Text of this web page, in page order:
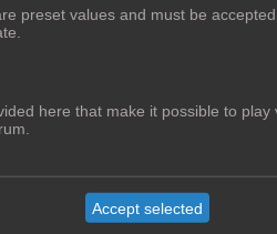
Alleen onderwerptitels
Alleen eerste bericht van onderwerp
preset values and must be
here that make it possible to play
Accept selected